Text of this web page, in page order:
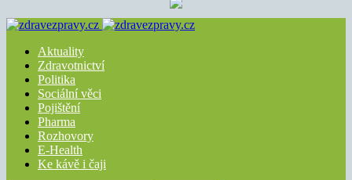
Aktuality
Zdravotnictví
Politika
Sociální věci
Pojištění
Pharma
Rozhovory
E-Health
Ke kávě i čaji